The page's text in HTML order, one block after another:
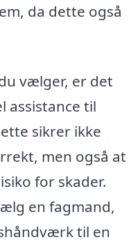
da dette også
vælger, er det
assistance til
sikrer ikke
men også at
for skader.
en fagmand,
til en